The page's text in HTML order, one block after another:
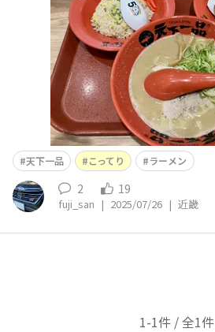
天下一品 こってり ラーメン
2 19
fuji_san | 2025/07/26 | 近畿
1-1件 / 全1件